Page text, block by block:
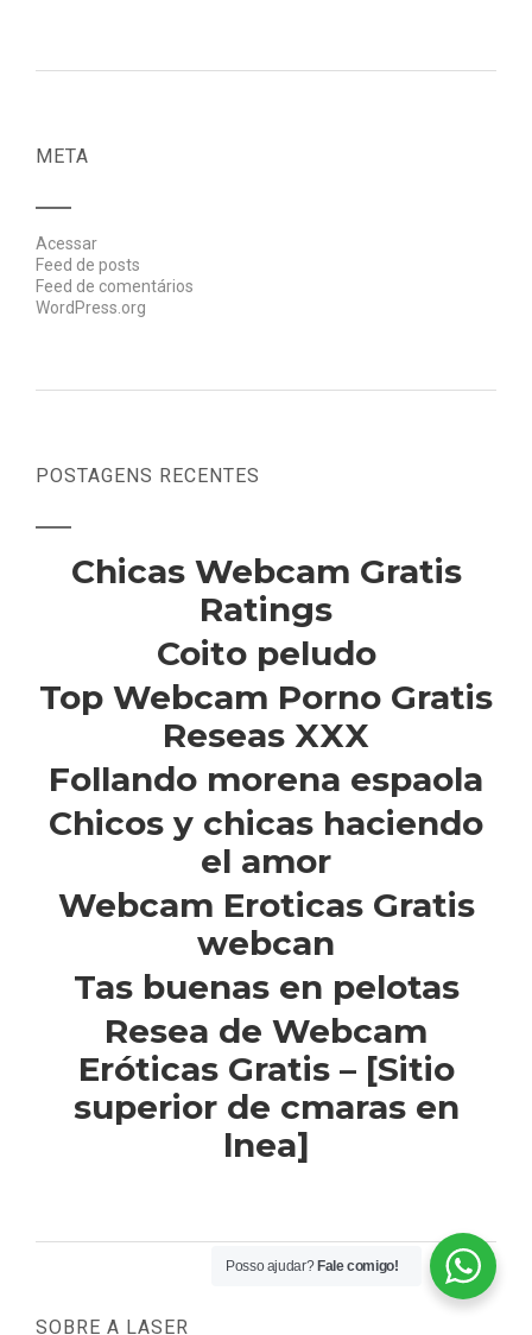
META
Acessar
Feed de posts
Feed de comentários
WordPress.org
POSTAGENS RECENTES
Chicas Webcam Gratis
Ratings
Coito peludo
Top Webcam Porno Gratis
Reseas XXX
Follando morena espaola
Chicos y chicas haciendo
el amor
Webcam Eroticas Gratis
webcan
Tas buenas en pelotas
Resea de Webcam
Eróticas Gratis – [Sitio
superior de cmaras en
lnea]
SOBRE A LASER
Posso ajudar? Fale comigo!